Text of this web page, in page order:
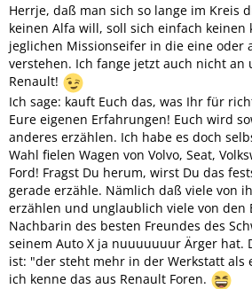
Herrje, daß man sich so lange im Kreis
keinen Alfa will, soll sich einfach keinen
jeglichen Missionseifer in die eine oder
verstehen. Ich fange jetzt auch nicht an
Renault!
Ich sage: kauft Euch das, was Ihr für
Eure eigenen Erfahrungen! Euch wird
anderes erzählen. Ich habe es doch
Wahl fielen Wagen von Volvo, Seat,
Ford! Fragst Du herum, wirst Du das
gerade erzähle. Nämlich daß viele von
erzählen und unglaublich viele von den
Nachbarin des besten Freundes des
seinem Auto X ja nuuuuuuur Ärger hat.
ist: "der steht mehr in der Werkstatt als
ich kenne das aus Renault Foren.